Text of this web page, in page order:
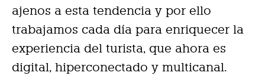
ajenos a esta tendencia y por ello
trabajamos cada día para enriquecer la
experiencia del turista, que ahora es
digital, hiperconectado y multicanal.